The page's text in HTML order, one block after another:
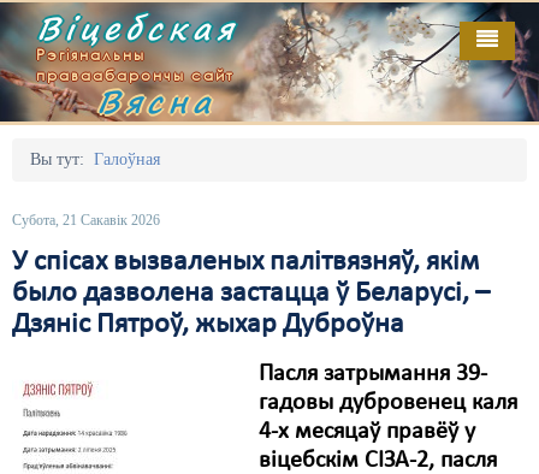
Віцебская
Рэгіянальны
праваабарончы сайт
Вясна
Вы тут: Галоўная
Субота, 21 Сакавік 2026
У спісах вызваленых палітвязняў, якім
было дазволена застацца ў Беларусі, –
Дзяніс Пятроў, жыхар Дуброўна
Пасля затрымання 39-
гадовы дубровенец каля
4-х месяцаў правёў у
віцебскім СІЗА-2, пасля
Галоўная
Адміністрацыйны перасьлед
Безбар'ернае асяродзьдзе
Выбары
Дзяржава
Дыскрымінацыя
Выданьні
Кантакт
Пра нас